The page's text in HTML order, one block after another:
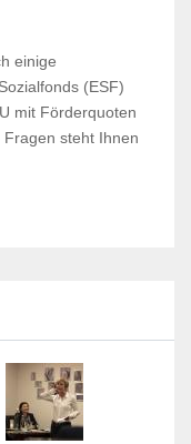
einige
(ESF)
mit Förderquoten
steht Ihnen